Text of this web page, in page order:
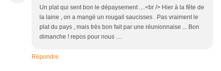
Un plat qui sent bon le dépaysement ....<br /> Hier à la fête de
la laine , on a mangé un rougail saucisses . Pas vraiment le
plat du pays , mais très bon fait par une réunionnaise ... Bon
dimanche ! repos pour nous ....
Répondre